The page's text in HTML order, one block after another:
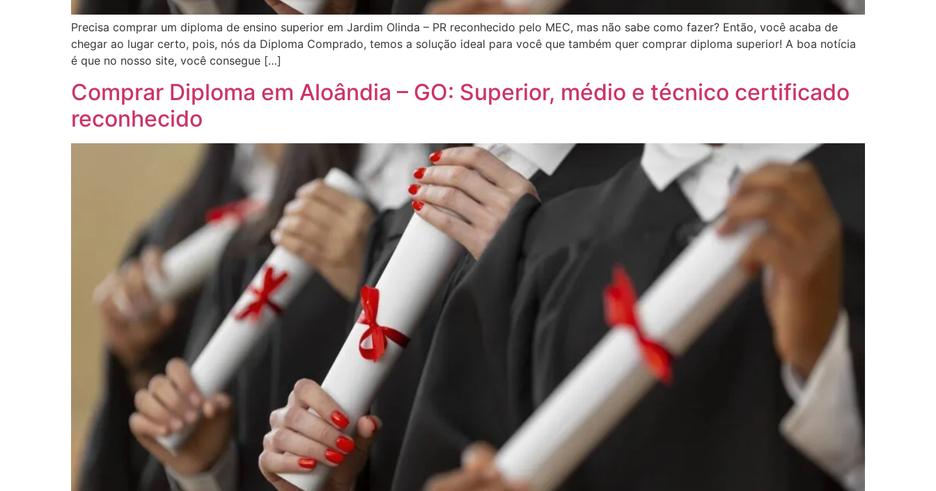
Precisa comprar um diploma de ensino superior em Jardim Olinda – PR reconhecido pelo MEC, mas não sabe como fazer? Então, você acaba de
chegar ao lugar certo, pois, nós da Diploma Comprado, temos a solução ideal para você que também quer comprar diploma superior! A boa notícia
é que no nosso site, você consegue […]
Comprar Diploma em Aloândia – GO: Superior, médio e técnico certificado
reconhecido